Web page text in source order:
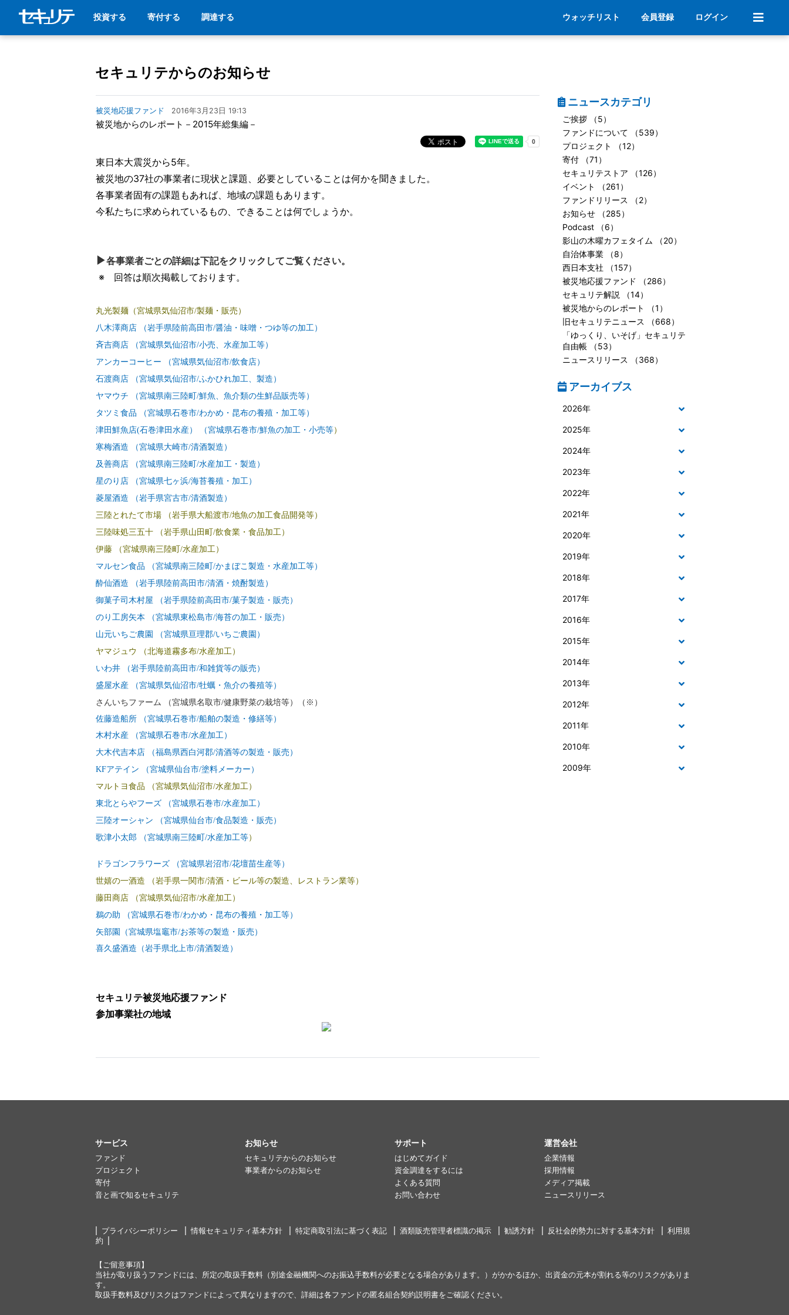
投資する 寄付する 調達する ウォッチリスト 会員登録 ログイン
セキュリテからのお知らせ
被災地応援ファンド 2016年3月23日 19:13
被災地からのレポート－2015年総集編－
東日本大震災から5年。
被災地の37社の事業者に現状と課題、必要としていることは何かを聞きました。
各事業者固有の課題もあれば、地域の課題もあります。
今私たちに求められているもの、できることは何でしょうか。
▶各事業者ごとの詳細は下記をクリックしてご覧ください。
※ 回答は順次掲載しております。
丸光製麺（宮城県気仙沼市/製麺・販売）
八木澤商店 （岩手県陸前高田市/醤油・味噌・つゆ等の加工）
斉吉商店 （宮城県気仙沼市/小売、水産加工等）
アンカーコーヒー （宮城県気仙沼市/飲食店）
石渡商店 （宮城県気仙沼市/ふかひれ加工、製造）
ヤマウチ （宮城県南三陸町/鮮魚、魚介類の生鮮品販売等）
タツミ食品 （宮城県石巻市/わかめ・昆布の養殖・加工等）
津田鮮魚店(石巻津田水産） （宮城県石巻市/鮮魚の加工・小売等）
寒梅酒造 （宮城県大崎市/清酒製造）
及善商店 （宮城県南三陸町/水産加工・製造）
星のり店 （宮城県七ヶ浜/海苔養殖・加工）
菱屋酒造 （岩手県宮古市/清酒製造）
三陸とれたて市場 （岩手県大船渡市/地魚の加工食品開発等）
三陸味処三五十 （岩手県山田町/飲食業・食品加工）
伊藤 （宮城県南三陸町/水産加工）
マルセン食品 （宮城県南三陸町/かまぼこ製造・水産加工等）
酔仙酒造 （岩手県陸前高田市/清酒・焼酎製造）
御菓子司木村屋 （岩手県陸前高田市/菓子製造・販売）
のり工房矢本 （宮城県東松島市/海苔の加工・販売）
山元いちご農園 （宮城県亘理郡/いちご農園）
ヤマジュウ （北海道霧多布/水産加工）
いわ井 （岩手県陸前高田市/和雑貨等の販売）
盛屋水産 （宮城県気仙沼市/牡蠣・魚介の養殖等）
さんいちファーム （宮城県名取市/健康野菜の栽培等）（※）
佐藤造船所 （宮城県石巻市/船舶の製造・修繕等）
木村水産 （宮城県石巻市/水産加工）
大木代吉本店 （福島県西白河郡/清酒等の製造・販売）
KFアテイン （宮城県仙台市/塗料メーカー）
マルトヨ食品 （宮城県気仙沼市/水産加工）
東北とらやフーズ （宮城県石巻市/水産加工）
三陸オーシャン （宮城県仙台市/食品製造・販売）
歌津小太郎 （宮城県南三陸町/水産加工等）
ドラゴンフラワーズ （宮城県岩沼市/花壇苗生産等）
世嬉の一酒造 （岩手県一関市/清酒・ビール等の製造、レストラン業等）
藤田商店 （宮城県気仙沼市/水産加工）
鵜の助 （宮城県石巻市/わかめ・昆布の養殖・加工等）
矢部園（宮城県塩竈市/お茶等の製造・販売）
喜久盛酒造（岩手県北上市/清酒製造 ）
セキュリテ被災地応援ファンド
参加事業社の地域
ニュースカテゴリ
ご挨拶 （5）
ファンドについて （539）
プロジェクト （12）
寄付 （71）
セキュリテストア （126）
イベント （261）
ファンドリリース （2）
お知らせ （285）
Podcast （6）
影山の木曜カフェタイム （20）
自治体事業 （8）
西日本支社 （157）
被災地応援ファンド （286）
セキュリテ解説 （14）
被災地からのレポート （1）
旧セキュリテニュース （668）
「ゆっくり、いそげ」セキュリテ
自由帳 （53）
ニュースリリース （368）
アーカイブス
2026年
2025年
2024年
2023年
2022年
2021年
2020年
2019年
2018年
2017年
2016年
2015年
2014年
2013年
2012年
2011年
2010年
2009年
サービス
ファンド
プロジェクト
寄付
音と画で知るセキュリテ
お知らせ
セキュリテからのお知らせ
事業者からのお知らせ
サポート
はじめてガイド
資金調達をするには
よくある質問
お問い合わせ
運営会社
企業情報
採用情報
メディア掲載
ニュースリリース
プライバシーポリシー 情報セキュリティ基本方針 特定商取引法に基づく表記 酒類販売管理者標識の掲示 勧誘方針 反社会的勢力に対する基本方針
利用規
約
【ご留意事項】
当社が取り扱うファンドには、所定の取扱手数料（別途金融機関へのお振込手数料が必要となる場合があります。）がかかるほか、出資金の元本が割れる等のリスクがありま
す。
取扱手数料及びリスクはファンドによって異なりますので、詳細は各ファンドの匿名組合契約説明書をご確認ください。